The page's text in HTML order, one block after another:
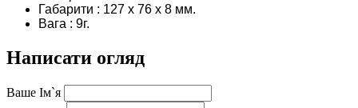
Габарити : 127 x 76 x 8 мм.
Вага : 9г.
Написати огляд
Ваше Ім`я